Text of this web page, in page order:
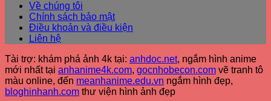
Về chúng tôi
Chính sách bảo mật
Điều khoản và điều kiện
Liên hệ
Tài trợ: khám phá ảnh 4k tại: anhdoc.net, ngắm hình anime
mới nhất tại anhanime4k.com, gocnhobecon.com vẽ tranh tô
màu online, đến meanhanime.edu.vn ngắm hình đẹp,
bloghinhanh.com thư viện hình ảnh đẹp